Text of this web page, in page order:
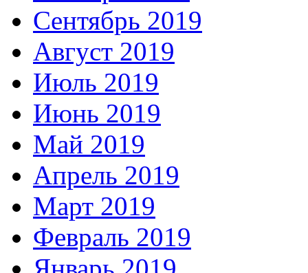
Сентябрь 2019
Август 2019
Июль 2019
Июнь 2019
Май 2019
Апрель 2019
Март 2019
Февраль 2019